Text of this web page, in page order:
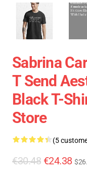
Sabrina
T Send
Black T-
Store
(5
€30.48 €24.38